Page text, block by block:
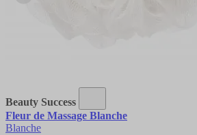
Beauty Success
Fleur de Massage Blanche
Blanche